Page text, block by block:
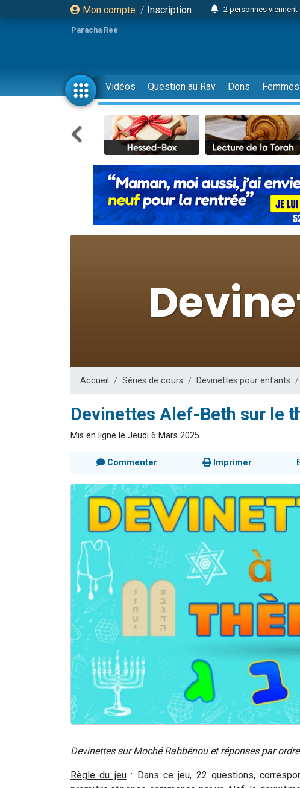
Mon compte / Inscription
2 personnes
12 nouvelles
30 personnes
Il reste 49
3 personnes
2 personnes
3 personnes
2 nouvelles
8 personnes
Nouvelle émission
61 personnes
Il reste 49 places
2 personnes
10 personnes
Paracha Réé
Vidéos Question au Rav Dons Femmes
Accueil Séries de cours Devinettes pour enfants
Devinettes Alef-Beth sur le
Mis en ligne le Jeudi 6 Mars 2025
Commenter Imprimer
Devinettes sur Moché Rabbénou et réponses par
Règle du jeu: Dans ce jeu, 22 questions,